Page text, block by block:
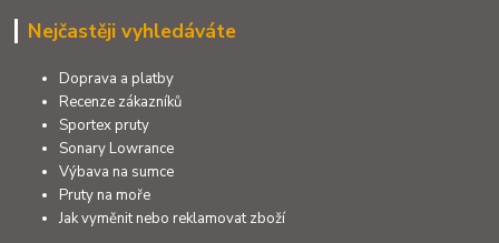
Nejčastěji vyhledáváte
Doprava a platby
Recenze zákazníků
Sportex pruty
Sonary Lowrance
Výbava na sumce
Pruty na moře
Jak vyměnit nebo reklamovat zboží